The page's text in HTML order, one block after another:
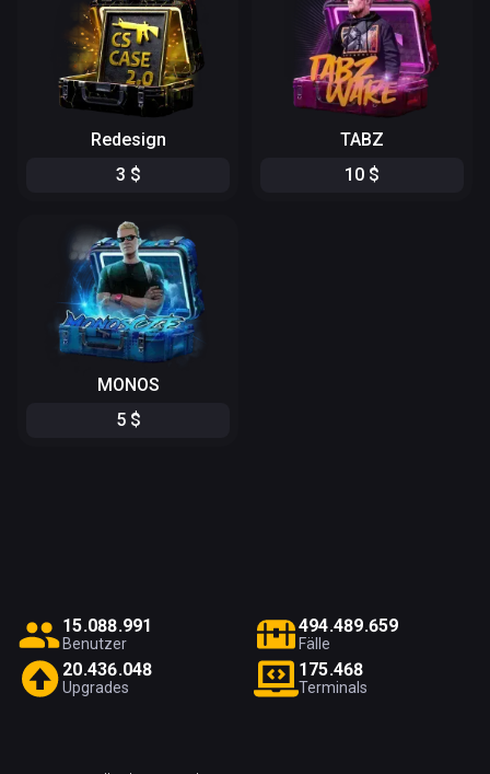
Redesign
3 $
TABZ
10 $
MONOS
5 $
15.088.991
Benutzer
494.489.659
Fälle
20.436.048
Upgrades
175.468
Terminals